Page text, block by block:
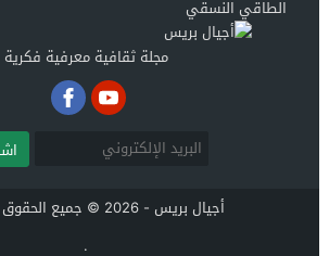
مجلة ثقافية معرفية فكرية
أجيال بريس - 2026 © جميع الحقوق محفوظة
.